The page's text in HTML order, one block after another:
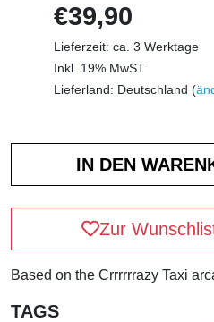
€39,90
Lieferzeit: ca. 3 Werktage
Inkl. 19% MwST
Lieferland: Deutschland (
Zur
Based on the Crrrrrrazy Taxi
TAGS